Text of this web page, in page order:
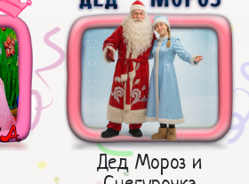
Дед Мороз и